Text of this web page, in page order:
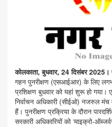
कोलकाता, बुधवार, 24 दिसंबर 2025।
गहन पुनरीक्षण (एसआईआर) के लिए
प्रशिक्षण बुधवार को यहां शुरू हो गया।
निर्वाचन अधिकारी (सीईओ) नजरुल मंच
हैं। पुनरीक्षण प्रक्रिया के दौरान
सरकारी अधिकारियों को ‘माइक्रो-